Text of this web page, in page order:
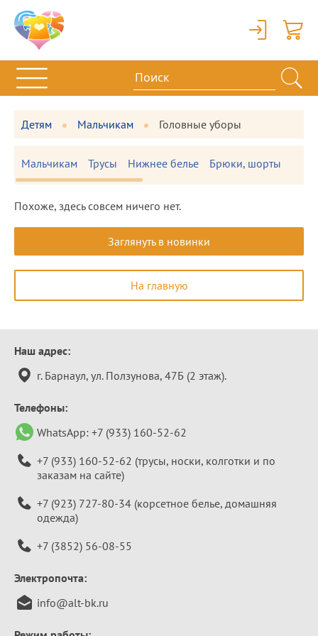
Вход
Детям Мальчикам Головные уборы
Мальчикам Трусы Нижнее белье Брюки, шорты
Похоже, здесь совсем ничего нет.
Заглянуть в новинки
На главную
Контактная
информация
Наш адрес:
г. Барнаул, ул. Ползунова, 47Б (2 этаж).
Телефоны:
WhatsApp: +7 (933) 160-52-62
+7 (933) 160-52-62 (трусы, носки, колготки и по
заказам на сайте)
+7 (923) 727-80-34 (корсетное белье, домашняя
одежда)
+7 (3852) 56-08-55
Электропочта:
info@alt-bk.ru